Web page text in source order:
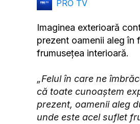
PRO TV
Imaginea exterioară
prezent oamenii aleg în
frumusețea interioară.
„Felul în care ne
că toate cunoaștem
prezent, oamenii aleg
unde este acel suflet